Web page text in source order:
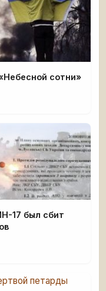
сотни»
17 был сбит